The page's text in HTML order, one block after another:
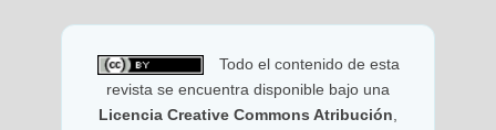
Todo el contenido de esta
revista se encuentra disponible bajo una
Licencia Creative Commons Atribución